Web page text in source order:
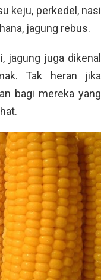
keju, perkedel, nasi
jagung rebus.
jagung juga dikenal
Tak heran jika
bagi mereka yang